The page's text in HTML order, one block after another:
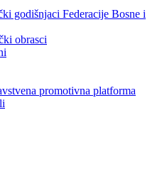
godišnjaci Federacije Bosne i
obrasci
promotivna platforma